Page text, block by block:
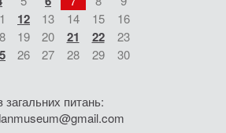
12 13 14 15
16
19 20 21 22
23
26 27 28 29
30
загальних питань: